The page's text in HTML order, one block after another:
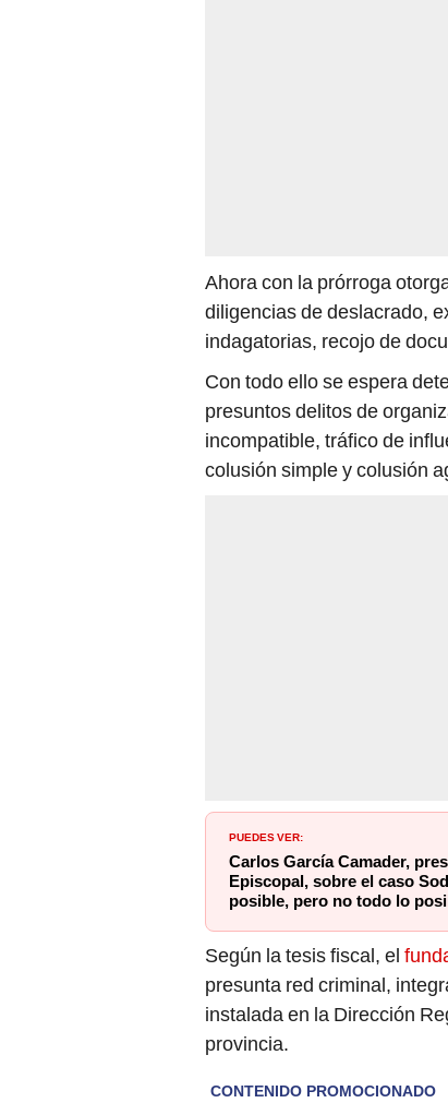
Ahora con la prórroga
diligencias de deslacrado,
indagatorias, recojo de
Con todo ello se espera
presuntos delitos de
incompatible, tráfico de
colusión simple y colusión
PUEDES VER:
Carlos García Camader,
Episcopal, sobre el caso
posible, pero no todo lo
Según la tesis fiscal, el
presunta red criminal,
instalada en la Dirección
provincia.